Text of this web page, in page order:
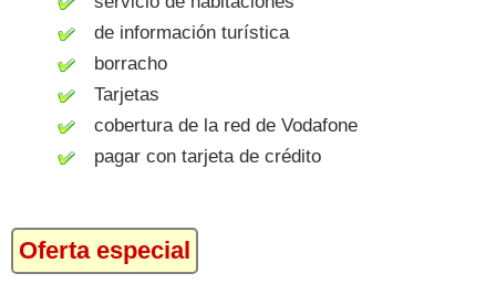
de información turística
borracho
Tarjetas
cobertura de la red de Vodafone
pagar con tarjeta de crédito
Oferta especial